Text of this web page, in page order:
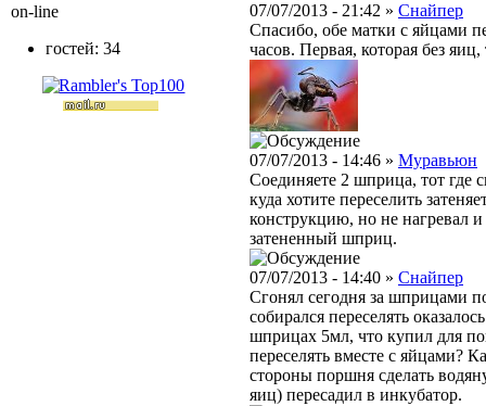
07/07/2013 - 21:42 » Снайпер
Спасибо, обе матки с яйцами
часов. Первая, которая без яиц,
07/07/2013 - 14:46 » Муравьюн
Соединяете 2 шприца, тот где
куда хотите переселить
конструкцию, но не нагревал
затененный шприц.
07/07/2013 - 14:40 » Снайпер
Сгонял сегодня за шприцами
собирался переселять
шприцах 5мл, что купил для
переселять вместе с яйцами?
стороны поршня сделать
яиц) пересадил в инкубатор.
on-line
гостей: 34